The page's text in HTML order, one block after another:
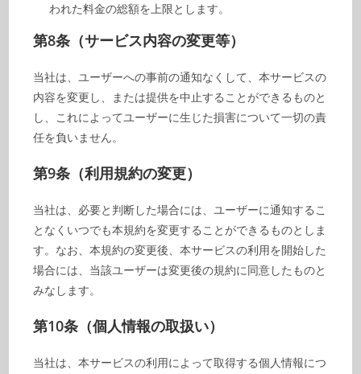
われた料金の総額を上限とします。
第8条（サービス内容の変更等）
当社は、ユーザーへの事前の通知なくして、本サービスの
内容を変更し、または提供を中止することができるものと
し、これによってユーザーに生じた損害について一切の責
任を負いません。
第9条（利用規約の変更）
当社は、必要と判断した場合には、ユーザーに通知するこ
となくいつでも本規約を変更することができるものとしま
す。なお、本規約の変更後、本サービスの利用を開始した
場合には、当該ユーザーは変更後の規約に同意したものと
みなします。
第10条（個人情報の取扱い）
当社は、本サービスの利用によって取得する個人情報につ